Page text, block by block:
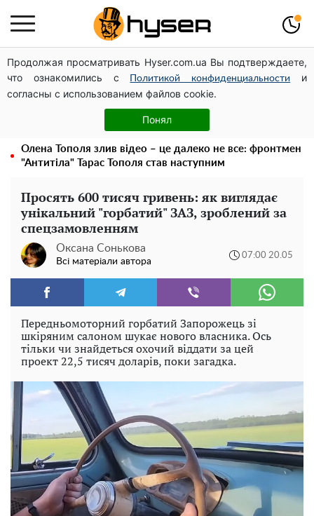
Продолжая просматривать Hyser.com.ua Вы подтверждаете,
что ознакомились с
Политикой конфиденциальности
и
согласны с использованием файлов cookie.
Понял
Чи може Поштова площа стати головною точкою
входу до історичного Києва
Дрони із націнкою: Олександр Конотопський вивів
мільйони оборонного бюджету через фіктивну фірму в
Олена Тополя злив відео – це далеко не все: фронтмен
"Антитіла" Тарас Тополя став наступним
Просять 600 тисяч гривень: як виглядає
унікальний "горбатий" ЗАЗ, зроблений за
спецзамовленням
Оксана Сонькова
Всі матеріали автора
07:00 20.05
Передньомоторний горбатий Запорожець зі
шкіряним салоном шукає нового власника. Ось
тільки чи знайдеться охочий віддати за цей
проект 22,5 тисяч доларів, поки загадка.